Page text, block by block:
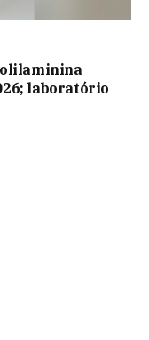
laboratório